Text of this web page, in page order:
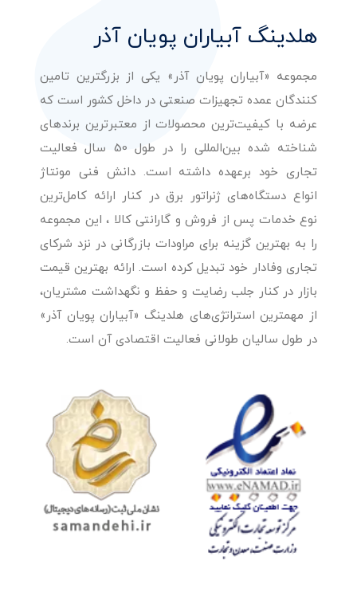
هلدینگ آبیاران پویان آذر
مجموعه «آبیاران پویان آذر» یکی از بزرگترین تامین
کنندگان عمده تجهیزات صنعتی در داخل کشور است که
عرضه با کیفیت‌ترین محصولات از معتبرترین برندهای
شناخته شده بین‌المللی را در طول 50 سال فعالیت
تجاری خود برعهده داشته است. دانش فنی مونتاژ
انواع دستگاه‌های ژنراتور برق در کنار ارائه کامل‌ترین
نوع خدمات پس از فروش و گارانتی کالا ، این مجموعه
را به بهترین گزینه برای مراودات بازرگانی در نزد شرکای
تجاری وفادار خود تبدیل کرده است. ارائه بهترین قیمت
بازار در کنار جلب رضایت و حفظ و نگهداشت مشتریان،
از مهمترین استراتژی‌های هلدینگ «آبیاران پویان آذر»
در طول سالیان طولانی فعالیت اقتصادی آن است.